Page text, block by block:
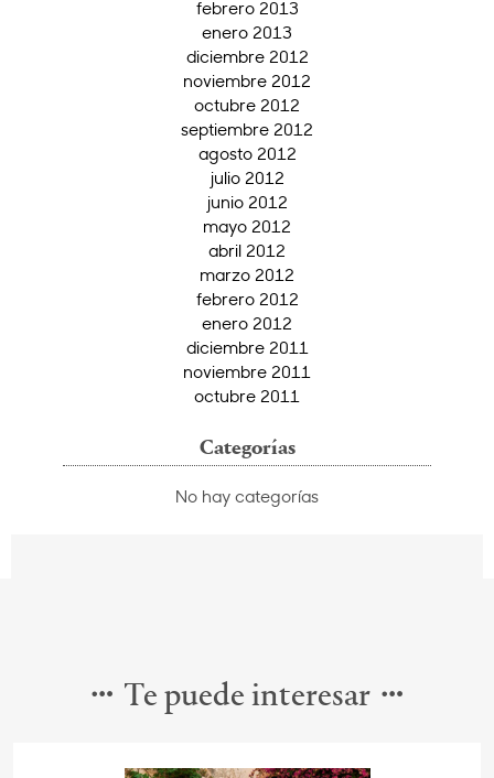
febrero 2013
enero 2013
diciembre 2012
noviembre 2012
octubre 2012
septiembre 2012
agosto 2012
julio 2012
junio 2012
mayo 2012
abril 2012
marzo 2012
febrero 2012
enero 2012
diciembre 2011
noviembre 2011
octubre 2011
Categorías
No hay categorías
Te puede interesar